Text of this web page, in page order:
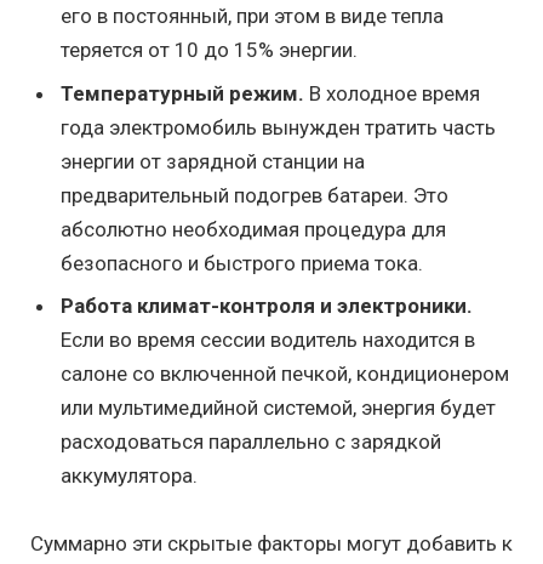
его в постоянный, при этом в виде тепла
теряется от 10 до 15% энергии.
Температурный режим. В холодное время
года электромобиль вынужден тратить часть
энергии от зарядной станции на
предварительный подогрев батареи. Это
абсолютно необходимая процедура для
безопасного и быстрого приема тока.
Работа климат-контроля и электроники.
Если во время сессии водитель находится в
салоне со включенной печкой, кондиционером
или мультимедийной системой, энергия будет
расходоваться параллельно с зарядкой
аккумулятора.
Суммарно эти скрытые факторы могут добавить к